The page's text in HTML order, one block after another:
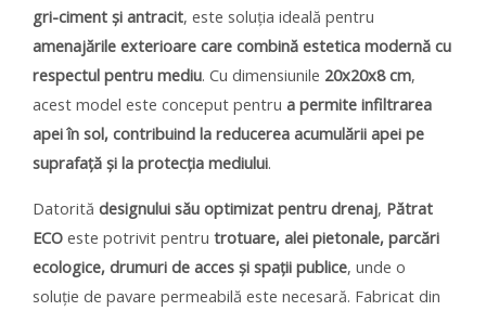
gri-ciment și antracit, este soluția ideală pentru
amenajările exterioare care combină estetica modernă cu
respectul pentru mediu. Cu dimensiunile 20x20x8 cm,
acest model este conceput pentru a permite infiltrarea
apei în sol, contribuind la reducerea acumulării apei pe
suprafață și la protecția mediului.
Datorită designului său optimizat pentru drenaj, Pătrat
ECO este potrivit pentru trotuare, alei pietonale, parcări
ecologice, drumuri de acces și spații publice, unde o
soluție de pavare permeabilă este necesară. Fabricat din